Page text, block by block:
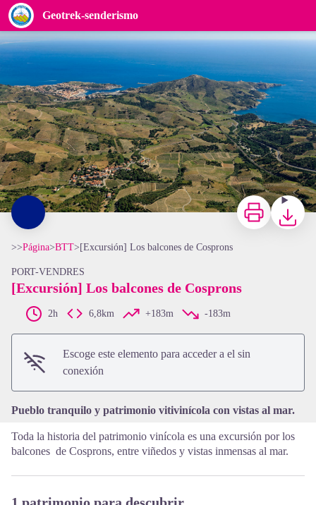
Geotrek-senderismo
[Excursión] Los balcones de Cosprons
Vue aérienne de Cosprons - Frédéric Hédelin
ImprimirBajar
>>Página>BTT>[Excursión] Los balcones de Cosprons
PORT-VENDRES
[Excursión] Los balcones de Cosprons
2h 6,8km +183m -183m
Escoge este elemento para acceder a el sin
conexión
Pueblo tranquilo y patrimonio vitivinícola con vistas al mar.
Toda la historia del patrimonio vinícola es una excursión por los
balcones de Cosprons, entre viñedos y vistas inmensas al mar.